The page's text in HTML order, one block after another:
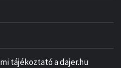
tájékoztató a dajer.hu